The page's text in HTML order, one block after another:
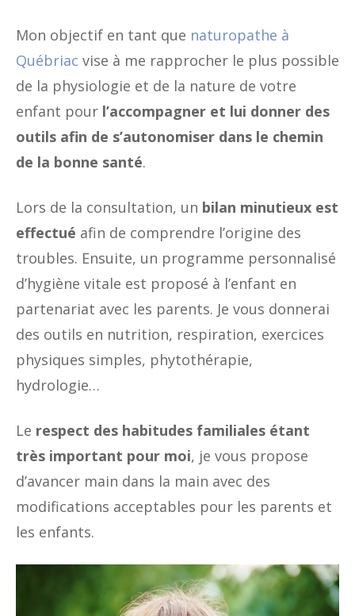
Mon objectif en tant que naturopathe à
Québriac vise à me rapprocher le plus possible
de la physiologie et de la nature de votre
enfant pour l’accompagner et lui donner des
outils afin de s’autonomiser dans le chemin
de la bonne santé.
Lors de la consultation, un bilan minutieux est
effectué afin de comprendre l’origine des
troubles. Ensuite, un programme personnalisé
d’hygiène vitale est proposé à l’enfant en
partenariat avec les parents. Je vous donnerai
des outils en nutrition, respiration, exercices
physiques simples, phytothérapie,
hydrologie…
Le respect des habitudes familiales étant
très important pour moi, je vous propose
d’avancer main dans la main avec des
modifications acceptables pour les parents et
les enfants.